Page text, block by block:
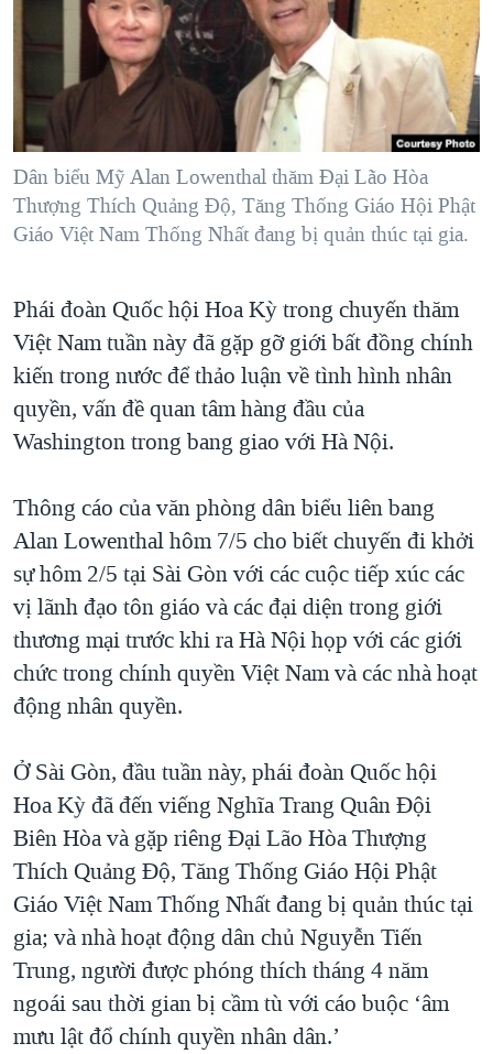
NGƯỜI VIỆT HẢI NGOẠI
ĐỜI SỐNG
KINH TẾ
SỨC KHOẺ
VĂN HOÁ
GIÁO DỤC
HÀNH TRÌNH BẦU CỬ 2024
MỘT NĂM CHIẾN TRANH TẠI DẢI GAZA
GIẢI MÃ VÀNH ĐAI & CON ĐƯỜNG
TRỊNH VĨNH BÌNH - NGƯỜI HẠ 'BÊN THẮNG CUỘC'
GROUND ZERO – XƯA VÀ NAY
CÁC GIÁ TRỊ CỘNG HÒA Ở VIỆT NAM
THƯỢNG ĐỈNH TRUMP-KIM TẠI VIỆT NAM
TRỊNH VĨNH BÌNH VS. CHÍNH PHỦ VIỆT NAM
NGƯ DÂN VIỆT VÀ LÀN SÓNG TRỘM HẢI SÂM
QUAN HỆ VIỆT MỸ
Ngôn ngữ khác
Dân biểu Mỹ Alan Lowenthal thăm Đại Lão Hòa
Thượng Thích Quảng Độ, Tăng Thống Giáo Hội Phật
Giáo Việt Nam Thống Nhất đang bị quản thúc tại gia.
Phái đoàn Quốc hội Hoa Kỳ trong chuyến thăm
Việt Nam tuần này đã gặp gỡ giới bất đồng chính
kiến trong nước để thảo luận về tình hình nhân
quyền, vấn đề quan tâm hàng đầu của
Washington trong bang giao với Hà Nội.
Thông cáo của văn phòng dân biểu liên bang
Alan Lowenthal hôm 7/5 cho biết chuyến đi khởi
sự hôm 2/5 tại Sài Gòn với các cuộc tiếp xúc các
vị lãnh đạo tôn giáo và các đại diện trong giới
thương mại trước khi ra Hà Nội họp với các giới
chức trong chính quyền Việt Nam và các nhà hoạt
động nhân quyền.
Ở Sài Gòn, đầu tuần này, phái đoàn Quốc hội
Hoa Kỳ đã đến viếng Nghĩa Trang Quân Đội
Biên Hòa và gặp riêng Đại Lão Hòa Thượng
Thích Quảng Độ, Tăng Thống Giáo Hội Phật
Giáo Việt Nam Thống Nhất đang bị quản thúc tại
gia; và nhà hoạt động dân chủ Nguyễn Tiến
Trung, người được phóng thích tháng 4 năm
ngoái sau thời gian bị cầm tù với cáo buộc ‘âm
mưu lật đổ chính quyền nhân dân.’